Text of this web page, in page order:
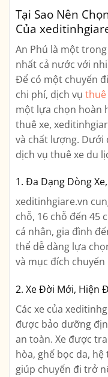
Tại Sao Nên
Của
An Phú là một
nhất cả nước với
Để có một chuyến
chi phí, dịch vụ thuê
một lựa chọn hoàn
thuê xe,
và chất lượng. Dưới
dịch vụ thuê xe du
1. Đa Dạng Dòng
xeditinhgiare.vn
chỗ, 16 chỗ đến 45
cá nhân, gia đình
thể dễ dàng lựa
và mục đích chuyến
2. Xe Đời Mới, Hiện
Các xe của
được bảo dưỡng
an toàn. Xe được
hòa, ghế bọc da,
giúp chuyến đi trở